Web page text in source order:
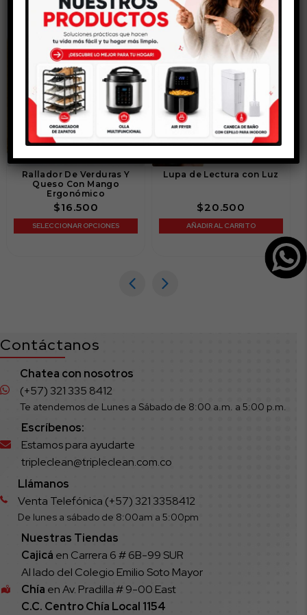
Rallador De Verduras Y
Queso Con Mango
Ergonómico
$16.500
SELECCIONAR OPCIONES
Lupa de Lectura con Luz
$20.500
AÑADIR AL CARRITO
Contáctanos
Chatea con nosotros
(+57) 321 335 8412
Te atendemos de Lunes a Sábado de 8:00 a.m. a 5:00 p.m.
Escríbenos:
Estamos para ayudarte
tripleclean@tripleclean.com.co
Llámanos
Venta Telefónica (+57) 321 3358412
De lunes a sábado de 8:00am a 5:00pm
Nuestras Tiendas
Cajicá en Carrera 6 # 6B-99 SUR
Al lado del Colegio Emilio Soto Mayor
Chía en Av. Pradilla # 9-00 East
C.C. Centro Chía Local 1154